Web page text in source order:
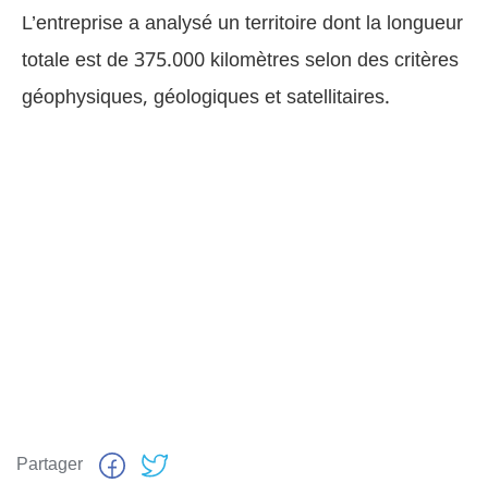
L’entreprise a analysé un territoire dont la longueur
totale est de 375.000 kilomètres selon des critères
géophysiques, géologiques et satellitaires.
Partager